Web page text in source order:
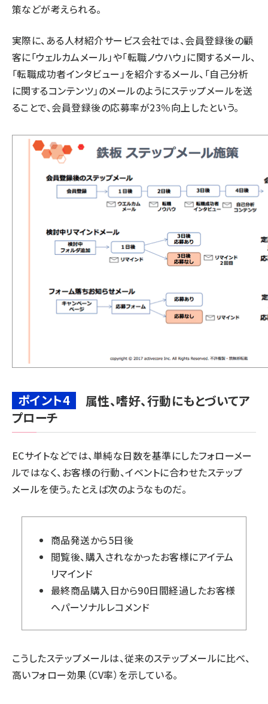
策などが考えられる。
実際に、ある人材紹介サービス会社では、会員登録後の顧
客に「ウェルカムメール」や「転職ノウハウ」に関するメール、
「転職成功者インタビュー」を紹介するメール、「自己分析
に関するコンテンツ」のメールのようにステップメールを送
ることで、会員登録後の応募率が23％向上したという。
ポイント4
属性、嗜好、行動にもとづいてア
プローチ
ECサイトなどでは、単純な日数を基準にしたフォローメー
ルではなく、お客様の行動、イベントに合わせたステップ
メールを使う。たとえば次のようなものだ。
商品発送から5日後
閲覧後、購入されなかったお客様にアイテム
リマインド
最終商品購入日から90日間経過したお客様
へパーソナルレコメンド
こうしたステップメールは、従来のステップメールに比べ、
高いフォロー効果（CV率）を示している。